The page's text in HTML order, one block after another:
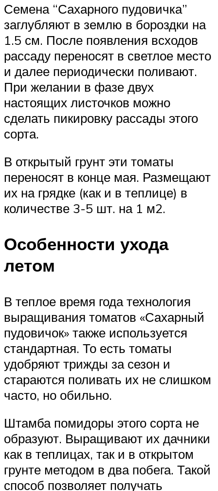
Семена “Сахарного пудовичка”
заглубляют в землю в бороздки на
1.5 см. После появления всходов
рассаду переносят в светлое место
и далее периодически поливают.
При желании в фазе двух
настоящих листочков можно
сделать пикировку рассады этого
сорта.
В открытый грунт эти томаты
переносят в конце мая. Размещают
их на грядке (как и в теплице) в
количестве 3-5 шт. на 1 м2.
Особенности ухода
летом
В теплое время года технология
выращивания томатов «Сахарный
пудовичок» также используется
стандартная. То есть томаты
удобряют трижды за сезон и
стараются поливать их не слишком
часто, но обильно.
Штамба помидоры этого сорта не
образуют. Выращивают их дачники
как в теплицах, так и в открытом
грунте методом в два побега. Такой
способ позволяет получать